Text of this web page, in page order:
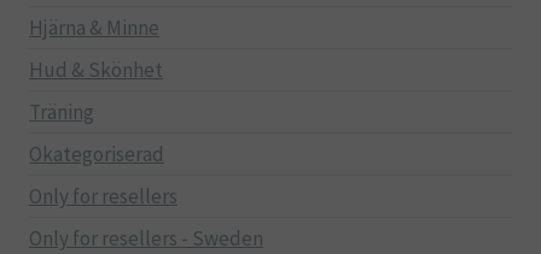
Hjärna & Minne
Hud & Skönhet
Träning
Okategoriserad
Only for resellers
Only for resellers - Sweden